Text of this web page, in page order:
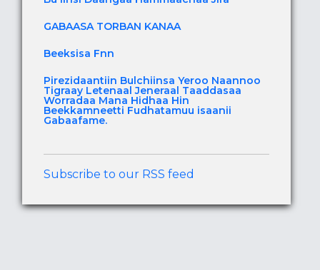
GABAASA TORBAN KANAA
Beeksisa Fnn
Pirezidaantiin Bulchiinsa Yeroo Naannoo
Tigraay Letenaal Jeneraal Taaddasaa
Worradaa Mana Hidhaa Hin
Beekkamneetti Fudhatamuu isaanii
Gabaafame.
Subscribe to our RSS feed